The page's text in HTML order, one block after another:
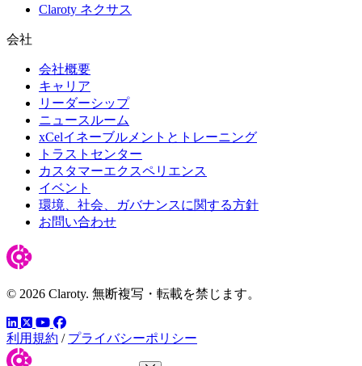
Claroty ネクサス
会社
会社概要
キャリア
リーダーシップ
ニュースルーム
xCelイネーブルメントとトレーニング
トラストセンター
カスタマーエクスペリエンス
イベント
環境、社会、ガバナンスに関する方針
お問い合わせ
© 2026 Claroty. 無断複写・転載を禁じます。
LinkedIn
ツイッター
YouTube
Facebook
利用規約 / プライバシーポリシー